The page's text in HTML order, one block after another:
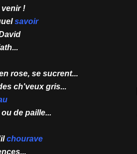
!
savoir
rose, se sucrent...
ch'veux gris...
ou de paille...
chourave